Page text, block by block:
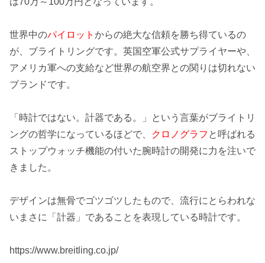
世界中のパイロット からの絶大な信頼を勝ち得ているの
が、ブライトリングです。英国空軍公式サプライヤーや、
アメリカ軍への支給など世界の航空界との関りは切れない
ブランドです。
「時計ではない。 計器である。
」という言葉がブライトリ
ングの哲学になっているほどで、
クロノグラフ と呼ばれる
ストップウォッチ機能の付いた腕時計の開発に力を注いで
きました。
デザインは無骨でゴツゴツ したもので、流行にとらわれな
いまさに「計器」であることを表現している時計です。
https://www.breitling.co.jp/